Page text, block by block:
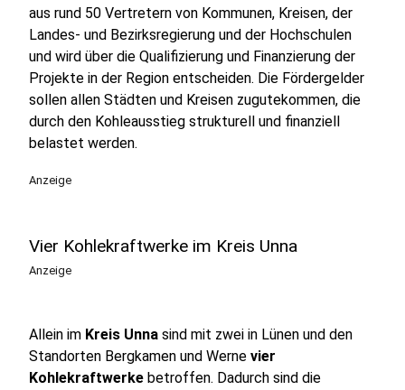
aus rund 50 Vertretern von Kommunen, Kreisen, der
Landes- und Bezirksregierung und der Hochschulen
und wird über die Qualifizierung und Finanzierung der
Projekte in der Region entscheiden. Die Fördergelder
sollen allen Städten und Kreisen zugutekommen, die
durch den Kohleausstieg strukturell und finanziell
belastet werden.
Anzeige
Vier Kohlekraftwerke im Kreis Unna
Anzeige
Allein im Kreis Unna sind mit zwei in Lünen und den
Standorten Bergkamen und Werne vier
Kohlekraftwerke betroffen. Dadurch sind die